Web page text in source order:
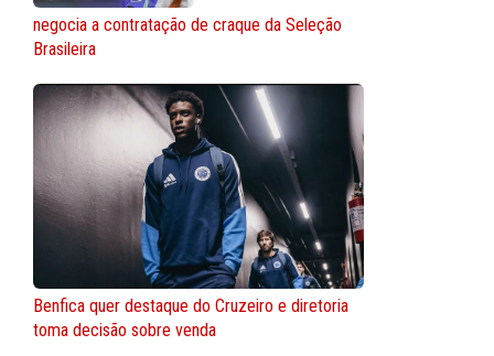
negocia a contratação de craque da Seleção
Brasileira
Benfica quer destaque do Cruzeiro e diretoria
toma decisão sobre venda